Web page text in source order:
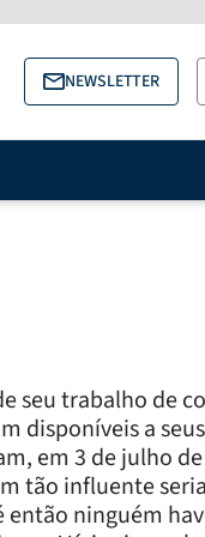
NEWSLETTER
seu trabalho de
disponíveis a
em 3 de julho
tão influente
então ninguém